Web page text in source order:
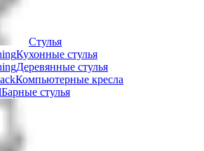
Стулья
Кухонные стулья
Деревянные стулья
Компьютерные кресла
Барные стулья